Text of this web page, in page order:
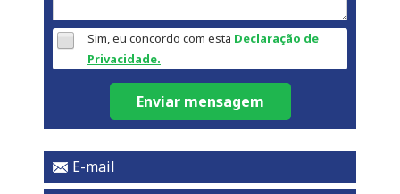
Sim, eu concordo com esta Declaração de
Privacidade.
Enviar mensagem
E-mail